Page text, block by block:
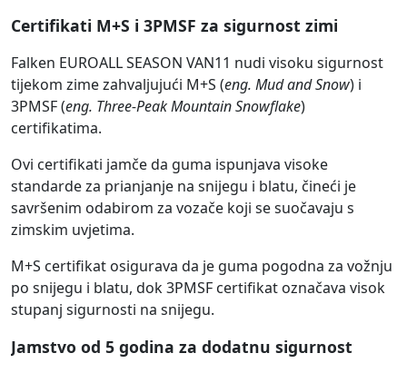
Certifikati M+S i 3PMSF za sigurnost zimi
Falken EUROALL SEASON VAN11 nudi visoku sigurnost
tijekom zime zahvaljujući M+S (eng. Mud and Snow) i
3PMSF (eng. Three-Peak Mountain Snowflake)
certifikatima.
Ovi certifikati jamče da guma ispunjava visoke
standarde za prianjanje na snijegu i blatu, čineći je
savršenim odabirom za vozače koji se suočavaju s
zimskim uvjetima.
M+S certifikat osigurava da je guma pogodna za vožnju
po snijegu i blatu, dok 3PMSF certifikat označava visok
stupanj sigurnosti na snijegu.
Jamstvo od 5 godina za dodatnu sigurnost